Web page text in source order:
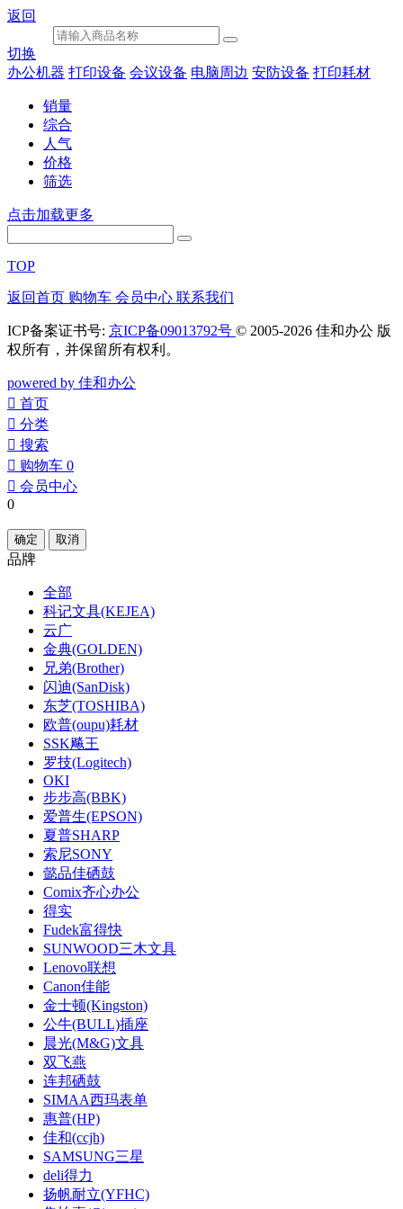
返回
切换
办公机器 打印设备 会议设备 电脑周边 安防设备 打印耗材
销量
综合
人气
价格
筛选
点击加载更多
TOP
返回首页 购物车 会员中心 联系我们
ICP备案证书号: 京ICP备09013792号 © 2005-2026 佳和办公 版
权所有，并保留所有权利。
powered by 佳和办公
󰀁 首页
󰀂 分类
󰀃 搜索
󰀄 购物车 0
󰀅 会员中心
0
确定 取消
品牌
全部
科记文具(KEJEA)
云广
金典(GOLDEN)
兄弟(Brother)
闪迪(SanDisk)
东芝(TOSHIBA)
欧普(oupu)耗材
SSK飚王
罗技(Logitech)
OKI
步步高(BBK)
爱普生(EPSON)
夏普SHARP
索尼SONY
懿品佳硒鼓
Comix齐心办公
得实
Fudek富得快
SUNWOOD三木文具
Lenovo联想
Canon佳能
金士顿(Kingston)
公牛(BULL)插座
晨光(M&G)文具
双飞燕
连邦硒鼓
SIMAA西玛表单
惠普(HP)
佳和(ccjh)
SAMSUNG三星
deli得力
扬帆耐立(YFHC)